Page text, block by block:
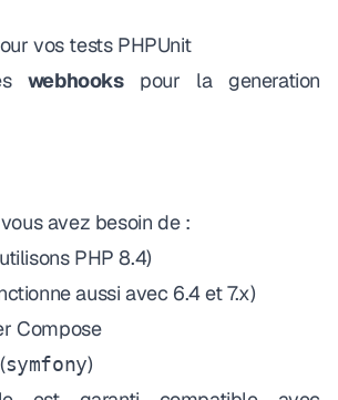
vos tests PHPUnit
webhookspour la generation
avez besoin de :
PHP 8.4)
aussi avec 6.4 et 7.x)
Compose
symfony)